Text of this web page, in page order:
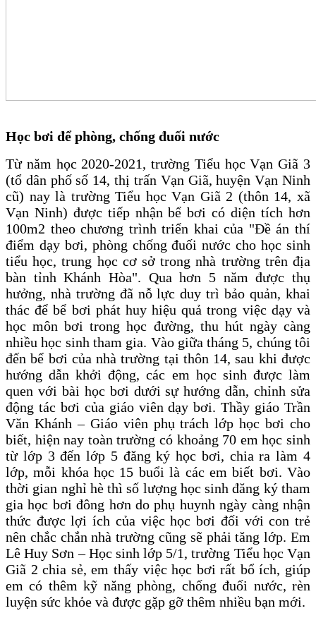
Học bơi để phòng, chống đuối nước
Từ năm học 2020-2021, trường Tiểu học Vạn Giã 3
(tổ dân phố số 14, thị trấn Vạn Giã, huyện Vạn Ninh
cũ) nay là trường Tiểu học Vạn Giã 2 (thôn 14, xã
Vạn Ninh) được tiếp nhận bể bơi có diện tích hơn
100m2 theo chương trình triển khai của "Đề án thí
điểm dạy bơi, phòng chống đuối nước cho học sinh
tiểu học, trung học cơ sở trong nhà trường trên địa
bàn tỉnh Khánh Hòa". Qua hơn 5 năm được thụ
hưởng, nhà trường đã nỗ lực duy trì bảo quản, khai
thác để bể bơi phát huy hiệu quả trong việc dạy và
học môn bơi trong học đường, thu hút ngày càng
nhiều học sinh tham gia. Vào giữa tháng 5, chúng tôi
đến bể bơi của nhà trường tại thôn 14, sau khi được
hướng dẫn khởi động, các em học sinh được làm
quen với bài học bơi dưới sự hướng dẫn, chỉnh sửa
động tác bơi của giáo viên dạy bơi. Thầy giáo Trần
Văn Khánh – Giáo viên phụ trách lớp học bơi cho
biết, hiện nay toàn trường có khoảng 70 em học sinh
từ lớp 3 đến lớp 5 đăng ký học bơi, chia ra làm 4
lớp, mỗi khóa học 15 buổi là các em biết bơi. Vào
thời gian nghỉ hè thì số lượng học sinh đăng ký tham
gia học bơi đông hơn do phụ huynh ngày càng nhận
thức được lợi ích của việc học bơi đối với con trẻ
nên chắc chắn nhà trường cũng sẽ phải tăng lớp. Em
Lê Huy Sơn – Học sinh lớp 5/1, trường Tiểu học Vạn
Giã 2 chia sẻ, em thấy việc học bơi rất bổ ích, giúp
em có thêm kỹ năng phòng, chống đuối nước, rèn
luyện sức khỏe và được gặp gỡ thêm nhiều bạn mới.